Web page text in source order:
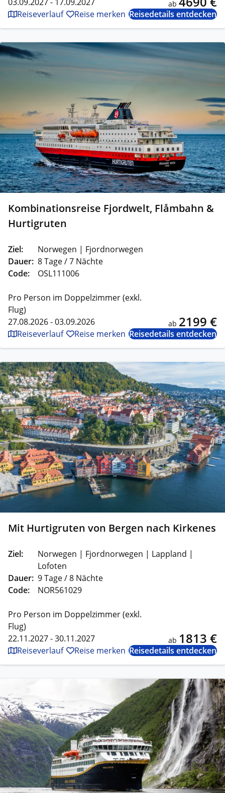
ab
Reiseverlauf Reise merken Reisedetails entdecken
Kombinationsreise Fjordwelt, Flåmbahn &
Hurtigruten
Ziel:
Norwegen | Fjordnorwegen
Dauer: 8 Tage / 7 Nächte
Code:
OSL111006
Pro Person im Doppelzimmer (exkl.
Flug)
27.08.2026 - 03.09.2026
ab 2199 €
Reiseverlauf Reise merken Reisedetails entdecken
Mit Hurtigruten von Bergen nach Kirkenes
Ziel:
Norwegen | Fjordnorwegen | Lappland |
Lofoten
Dauer: 9 Tage / 8 Nächte
Code:
NOR561029
Pro Person im Doppelzimmer (exkl.
Flug)
22.11.2027 - 30.11.2027
ab 1813 €
Reiseverlauf Reise merken Reisedetails entdecken